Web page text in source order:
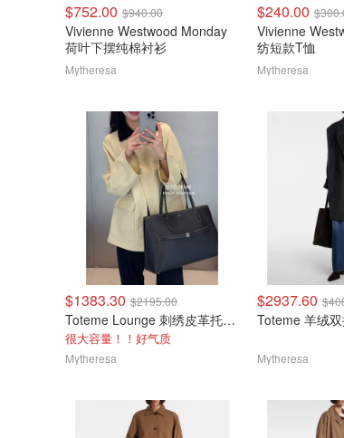
$752.00 $940.00
Vivienne Westwood Monday
荷叶下摆纯棉衬衫
Mytheresa
$240.00
Vivienne
纺短款T恤
Mytheresa
$1383.30 $2195.00
Toteme Lounge 刺绣皮革托特包
很大容量！！好气质
Mytheresa
$2937.60
Toteme 羊绒
Mytheresa